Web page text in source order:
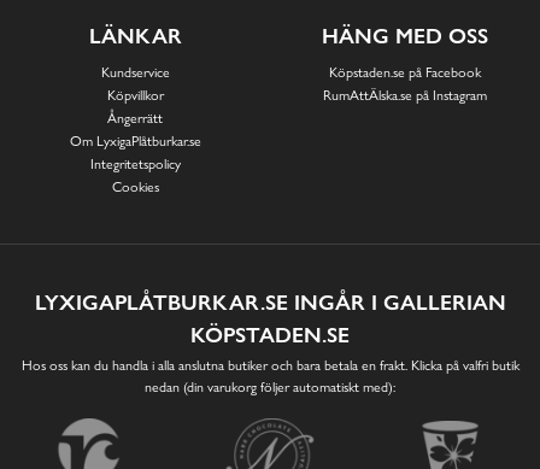
LÄNKAR
Kundservice
Köpvillkor
Ångerrätt
Om LyxigaPlåtburkar.se
Integritetspolicy
Cookies
HÄNG MED OSS
Köpstaden.se på Facebook
RumAttÄlska.se på Instagram
LYXIGAPLÅTBURKAR.SE INGÅR I GALLERIAN
KÖPSTADEN.SE
Hos oss kan du handla i alla anslutna butiker och bara betala en frakt. Klicka på valfri butik
nedan (din varukorg följer automatiskt med):